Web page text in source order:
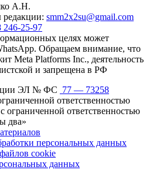
А.Н.
редакции: smm2x2su@gmail.com
246-25-97
целях может
Обращаем внимание, что
Meta Platforms Inc., деятельность
и запрещена в РФ
ЭЛ № ФС 77 — 73258
ответственностью
ответственностью
два»
персональных данных
cookie
данных